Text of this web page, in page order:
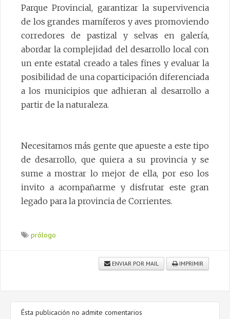
Parque Provincial, garantizar la supervivencia
de los grandes mamíferos y aves promoviendo
corredores de pastizal y selvas en galería,
abordar la complejidad del desarrollo local con
un ente estatal creado a tales fines y evaluar la
posibilidad de una coparticipación diferenciada
a los municipios que adhieran al desarrollo a
partir de la naturaleza.
Necesitamos más gente que apueste a este tipo
de desarrollo, que quiera a su provincia y se
sume a mostrar lo mejor de ella, por eso los
invito a acompañarme y disfrutar este gran
legado para la provincia de Corrientes.
prólogo
ENVIAR POR MAIL IMPRIMIR
Ésta publicación no admite comentarios